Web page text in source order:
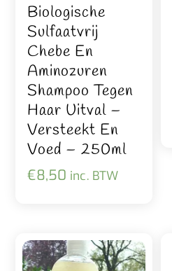
Biologische
Sulfaatvrij
Chebe En
Aminozuren
Shampoo Tegen
Haar Uitval –
Versteekt En
Voed – 250ml
€8,50 inc. BTW